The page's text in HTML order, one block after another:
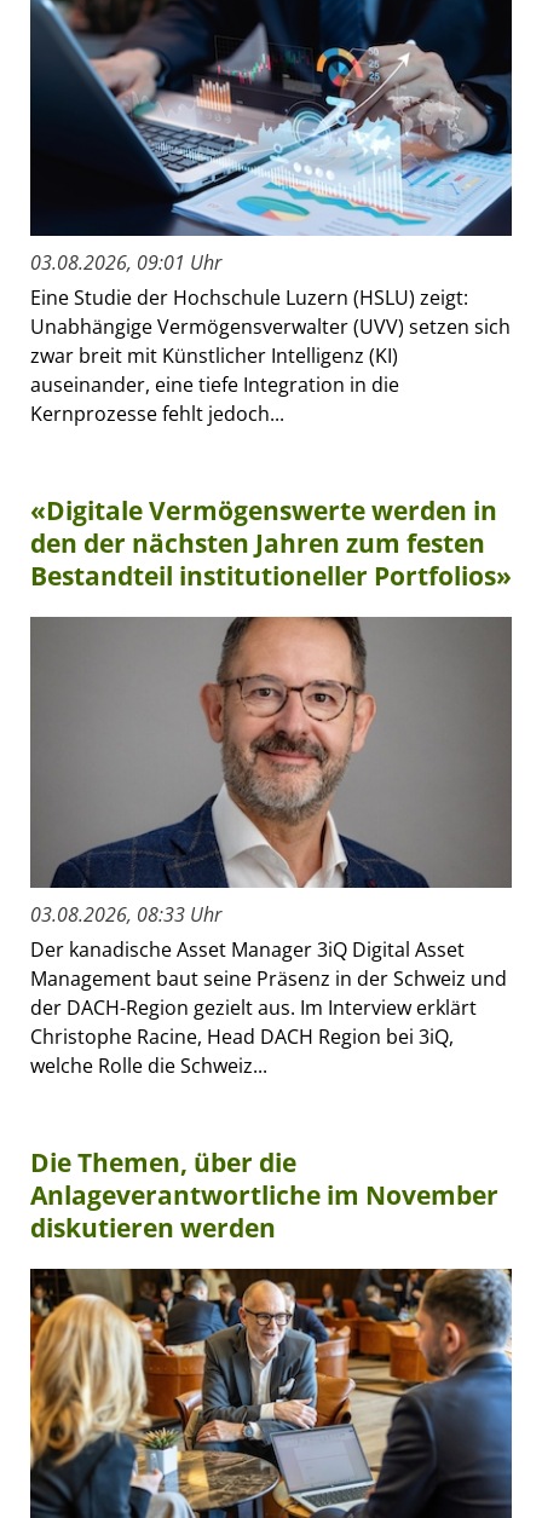
03.08.2026, 09:01 Uhr
Eine Studie der Hochschule Luzern (HSLU) zeigt:
Unabhängige Vermögensverwalter (UVV) setzen sich
zwar breit mit Künstlicher Intelligenz (KI)
auseinander, eine tiefe Integration in die
Kernprozesse fehlt jedoch...
«Digitale Vermögenswerte werden in
den der nächsten Jahren zum festen
Bestandteil institutioneller Portfolios»
03.08.2026, 08:33 Uhr
Der kanadische Asset Manager 3iQ Digital Asset
Management baut seine Präsenz in der Schweiz und
der DACH-Region gezielt aus. Im Interview erklärt
Christophe Racine, Head DACH Region bei 3iQ,
welche Rolle die Schweiz...
Die Themen, über die
Anlageverantwortliche im November
diskutieren werden